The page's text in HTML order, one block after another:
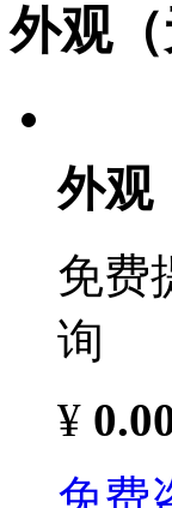
外观
外观
免费
询
¥